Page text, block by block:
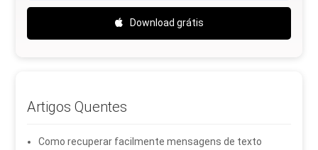
Download grátis
Artigos Quentes
Como recuperar facilmente mensagens de texto